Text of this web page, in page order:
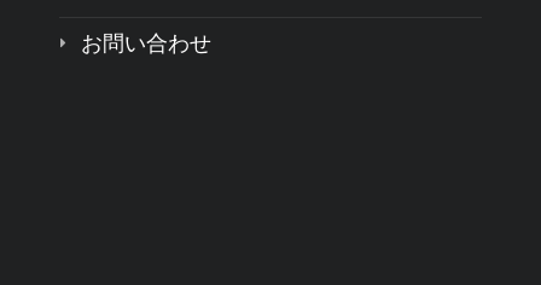
お問い合わせ